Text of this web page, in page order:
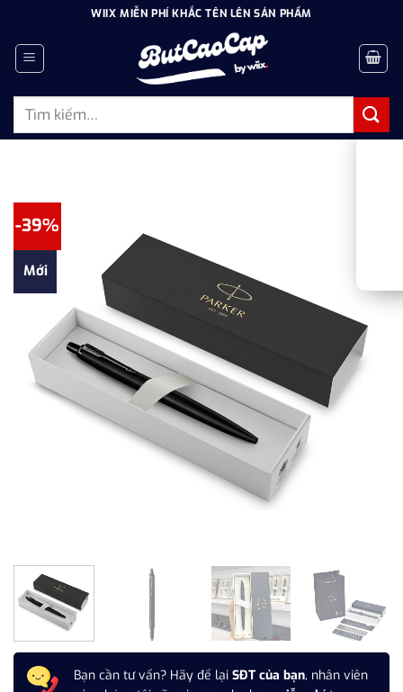
dung
WIIX MIỄN PHÍ KHẮC TÊN LÊN SẢN PHẨM
Tìm
-39%
Mới
Bạn cần tư vấn? Hãy để lại SĐT của bạn, nhân viên